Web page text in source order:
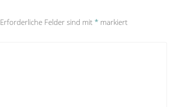
Erforderliche Felder sind mit *markiert